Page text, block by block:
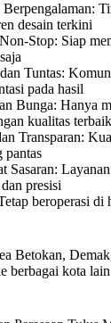
desain terkini
Stop: Siap
Tuntas:
pada hasil
Bunga: Hanya
kualitas terbaik
Transparan:
pantas
Sasaran:
presisi
beroperasi di
Betokan,
berbagai kota